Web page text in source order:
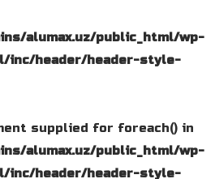
alumax.uz/public_html/wp-
inc/header/header-style-
supplied for foreach() in
alumax.uz/public_html/wp-
inc/header/header-style-